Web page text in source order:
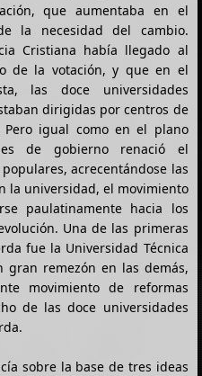
que aumentaba en el
la necesidad del cambio.
Cristiana había llegado al
de la votación, y que en el
las doce universidades
dirigidas por centros de
Pero igual como en el plano
de gobierno renació el
acrecentándose las
la universidad, el movimiento
paulatinamente hacia los
Una de las primeras
fue la Universidad Técnica
remezón en las demás,
movimiento de reformas
de las doce universidades
sobre la base de tres ideas